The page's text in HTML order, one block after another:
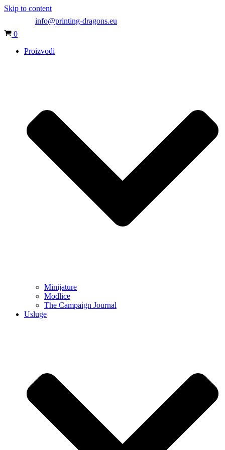
Skip to content
info@printing-dragons.eu
Cart
0
Proizvodi
Minijature
Modlice
The Campaign Journal
Usluge